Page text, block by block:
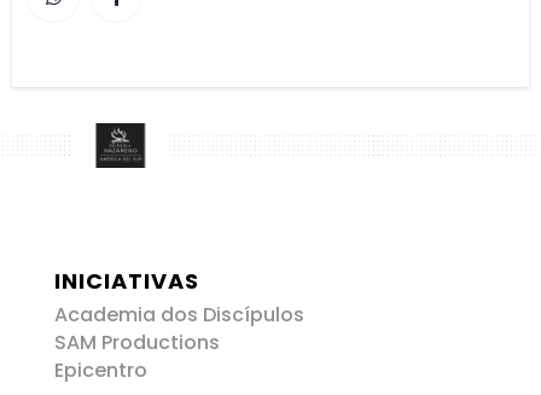
INICIATIVAS
Academia dos Discípulos
SAM Productions
Epicentro